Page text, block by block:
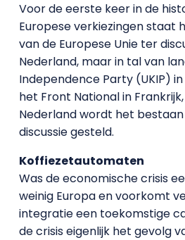
Voor de eerste keer in de
Europese verkiezingen staat
van de Europese Unie ter
Nederland, maar in tal van
Independence Party (UKIP)
het Front National in
Nederland wordt het
discussie gesteld.
Koffiezetautomaten
Was de economische crisis
weinig Europa en voorkomt
integratie een toekomstige
de crisis eigenlijk het gevolg